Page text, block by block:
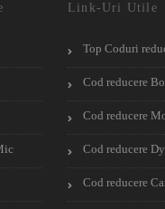
Link-Uri Utile
Top Coduri
Cod reducere
Cod reducere
Cod reducere
Cod reducere